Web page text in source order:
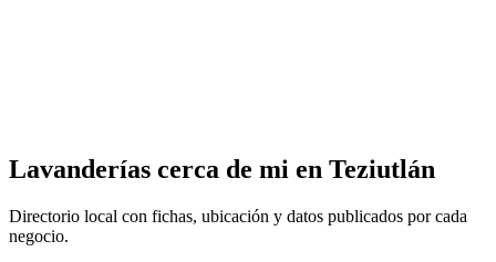
Lavanderías cerca de mi en Teziutlán
Directorio local con fichas, ubicación y datos publicados por cada
negocio.